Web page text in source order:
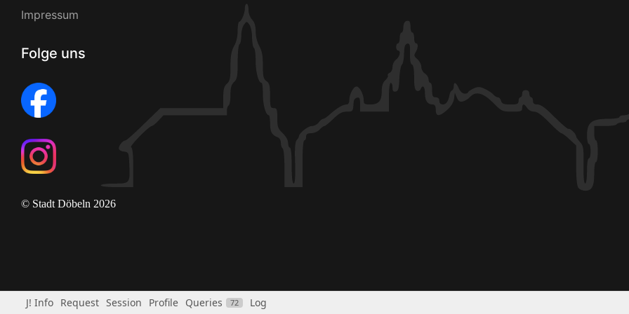
Impressum
Folge uns
© Stadt Döbeln 2026
J! Info Request Session Profile Queries 72 Log